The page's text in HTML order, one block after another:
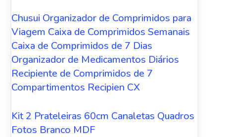
Chusui Organizador de Comprimidos para
Viagem Caixa de Comprimidos Semanais
Caixa de Comprimidos de 7 Dias
Organizador de Medicamentos Diários
Recipiente de Comprimidos de 7
Compartimentos Recipien CX
Kit 2 Prateleiras 60cm Canaletas Quadros
Fotos Branco MDF